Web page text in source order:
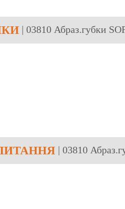
| 03810 Абраз.губки
| 03810